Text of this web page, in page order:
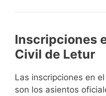
Inscripciones
Civil de Letur
Las inscripciones en
son los asientos